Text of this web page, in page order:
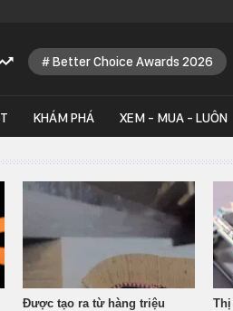
Better Choice Awards 2026
KHÁM PHÁ XEM - MUA - LUÔN
Được tạo ra từ hàng triệu